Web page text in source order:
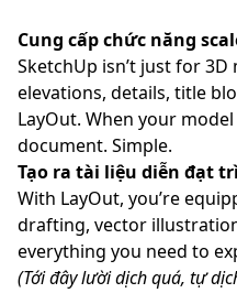
Cung cấp chức năng
SketchUp isn’t just for
elevations, details, title
LayOut. When your
document. Simple.
Tạo ra tài liệu diễn đạt
With LayOut, you’re
drafting, vector
everything you need to
(Tới đây lười dịch quá, tự